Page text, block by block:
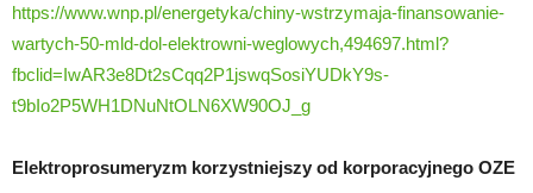
https://www.wnp.pl/energetyka/chiny-wstrzymaja-finansowanie-
wartych-50-mld-dol-elektrowni-weglowych,494697.html?
fbclid=IwAR3e8Dt2sCqq2P1jswqSosiYUDkY9s-
t9bIo2P5WH1DNuNtOLN6XW90OJ_g
Elektroprosumeryzm korzystniejszy od korporacyjnego OZE